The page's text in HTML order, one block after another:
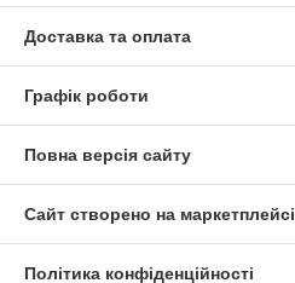
Доставка та оплата
Графік роботи
Повна версія сайту
Сайт створено на маркетплейсі
Політика конфіденційності